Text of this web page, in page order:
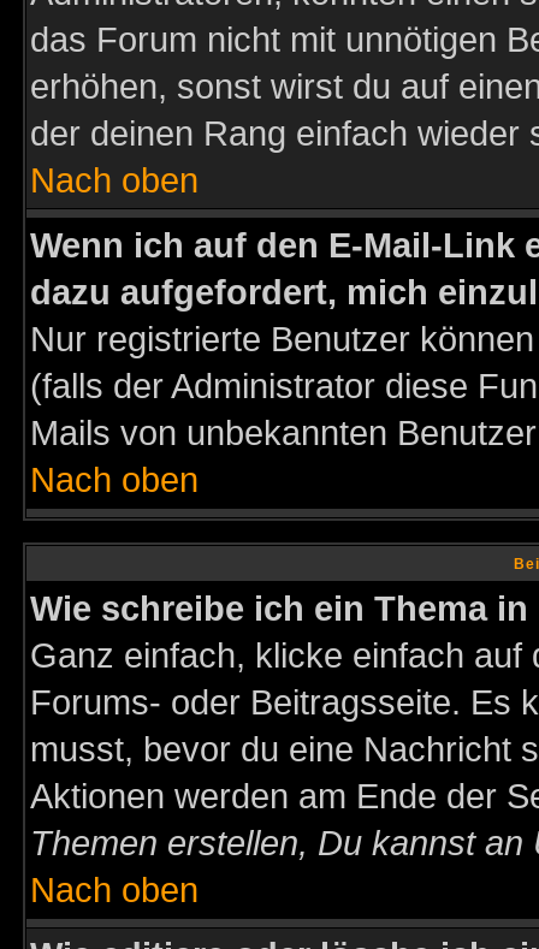
das Forum nicht mit unnötigen
erhöhen, sonst wirst du auf
der deinen Rang einfach wieder
Nach oben
Wenn ich auf den E-Mail-Link
dazu aufgefordert, mich
Nur registrierte Benutzer
(falls der Administrator diese
Mails von unbekannten
Nach oben
Wie schreibe ich ein Thema
Ganz einfach, klicke einfach
Forums- oder Beitragsseite. Es
musst, bevor du eine Nachricht
Aktionen werden am Ende der
Themen erstellen, Du kannst
Nach oben